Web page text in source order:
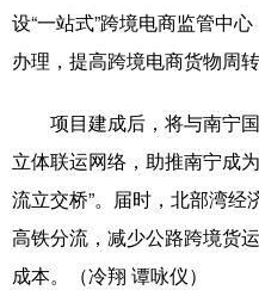
台湾 思客智库
科技 科普
健康 军事
图片 中央文件
食品 人居
溯源中国
设“一站式”跨境电商监管中
办理，提高跨境电商货物周转
项目建成后，将与南宁国
立体联运网络，助推南宁成
流立交桥”。届时，北部湾
高铁分流，减少公路跨境货
成本。（冷翔 谭咏仪）